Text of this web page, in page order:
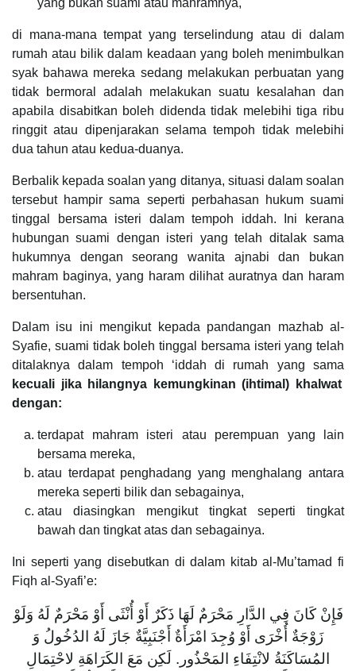
di mana-mana tempat yang terselindung atau di dalam
rumah atau bilik dalam keadaan yang boleh menimbulkan
syak bahawa mereka sedang melakukan perbuatan yang
tidak bermoral adalah melakukan suatu kesalahan dan
apabila disabitkan boleh didenda tidak melebihi tiga ribu
ringgit atau dipenjarakan selama tempoh tidak melebihi
dua tahun atau kedua-duanya.
Berbalik kepada soalan yang ditanya, situasi dalam soalan
tersebut hampir sama seperti perbahasan hukum suami
tinggal bersama isteri dalam tempoh iddah. Ini kerana
hubungan suami dengan isteri yang telah ditalak sama
hukumnya dengan seorang wanita ajnabi dan bukan
mahram baginya, yang haram dilihat auratnya dan haram
bersentuhan.
Dalam isu ini mengikut kepada pandangan mazhab al-
Syafie, suami tidak boleh tinggal bersama isteri yang telah
ditalaknya dalam tempoh ‘iddah di rumah yang sama
kecuali jika hilangnya kemungkinan (ihtimal) khalwat
dengan:
terdapat mahram isteri atau perempuan yang lain
bersama mereka,
atau terdapat penghadang yang menghalang antara
mereka seperti bilik dan sebagainya,
atau diasingkan mengikut tingkat seperti tingkat
bawah dan tingkat atas dan sebagainya.
Ini seperti yang disebutkan di dalam kitab al-Mu’tamad fi
Fiqh al-Syafi’e:
فَإِنْ كَانَ فِي الدَّارِ مَحْرَمٌ لَهَا ذَكَرٌ أَوْ أُنْثَى أَوْ مَحْرَمٌ لَهُ وَلَوْ
زَوْجَةٌ أُخْرَى أَوْ وُجِدَ امْرَأَةٌ أَجْنَبِيَّةٌ جَازَ لَهُ الدُخُولُ وَ
المُسَاكَنَةُ لانْتِفَاءِ المَحْذُور. لَكِن مَعَ الكَرَاهَةِ لاحْتِمَالِ